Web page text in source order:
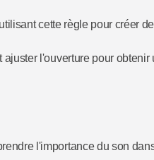
cette règle pour créer
ajuster l'ouverture pour
l'importance du son